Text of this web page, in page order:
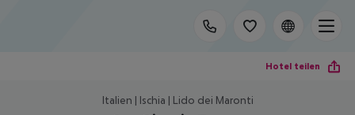
Hotel teilen
Italien | Ischia | Lido dei Maronti